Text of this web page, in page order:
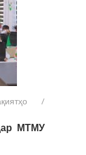
/
МТМУ